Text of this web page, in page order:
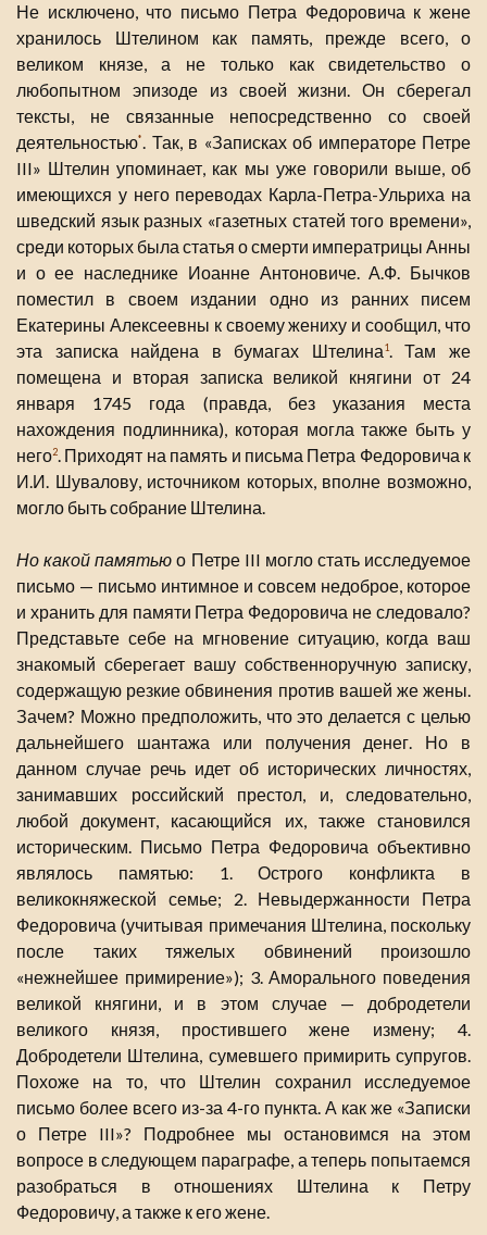
Не исключено, что письмо Петра Федоровича к жене
хранилось Штелином как память, прежде всего, о
великом князе, а не только как свидетельство о
любопытном эпизоде из своей жизни. Он сберегал
тексты, не связанные непосредственно со своей
деятельностью*. Так, в «Записках об императоре Петре
III» Штелин упоминает, как мы уже говорили выше, об
имеющихся у него переводах Карла-Петра-Ульриха на
шведский язык разных «газетных статей того времени»,
среди которых была статья о смерти императрицы Анны
и о ее наследнике Иоанне Антоновиче. А.Ф. Бычков
поместил в своем издании одно из ранних писем
Екатерины Алексеевны к своему жениху и сообщил, что
эта записка найдена в бумагах Штелина1. Там же
помещена и вторая записка великой княгини от 24
января 1745 года (правда, без указания места
нахождения подлинника), которая могла также быть у
него2. Приходят на память и письма Петра Федоровича к
И.И. Шувалову, источником которых, вполне возможно,
могло быть собрание Штелина.
Но какой памятью о Петре III могло стать исследуемое
письмо — письмо интимное и совсем недоброе, которое
и хранить для памяти Петра Федоровича не следовало?
Представьте себе на мгновение ситуацию, когда ваш
знакомый сберегает вашу собственноручную записку,
содержащую резкие обвинения против вашей же жены.
Зачем? Можно предположить, что это делается с целью
дальнейшего шантажа или получения денег. Но в
данном случае речь идет об исторических личностях,
занимавших российский престол, и, следовательно,
любой документ, касающийся их, также становился
историческим. Письмо Петра Федоровича объективно
являлось памятью: 1. Острого конфликта в
великокняжеской семье; 2. Невыдержанности Петра
Федоровича (учитывая примечания Штелина, поскольку
после таких тяжелых обвинений произошло
«нежнейшее примирение»); 3. Аморального поведения
великой княгини, и в этом случае — добродетели
великого князя, простившего жене измену; 4.
Добродетели Штелина, сумевшего примирить супругов.
Похоже на то, что Штелин сохранил исследуемое
письмо более всего из-за 4-го пункта. А как же «Записки
о Петре III»? Подробнее мы остановимся на этом
вопросе в следующем параграфе, а теперь попытаемся
разобраться в отношениях Штелина к Петру
Федоровичу, а также к его жене.